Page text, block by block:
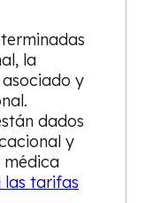
la
y
dados
y
médica
las tarifas